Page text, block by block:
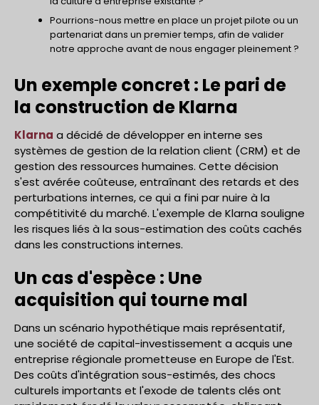
Pourrions-nous mettre en place un projet pilote ou un
partenariat dans un premier temps, afin de valider
notre approche avant de nous engager pleinement ?
Un exemple concret : Le pari de
la construction de Klarna
Klarna a décidé de développer en interne ses
systèmes de gestion de la relation client (CRM) et de
gestion des ressources humaines. Cette décision
s'est avérée coûteuse, entraînant des retards et des
perturbations internes, ce qui a fini par nuire à la
compétitivité du marché. L'exemple de Klarna souligne
les risques liés à la sous-estimation des coûts cachés
dans les constructions internes.
Un cas d'espèce : Une
acquisition qui tourne mal
Dans un scénario hypothétique mais représentatif,
une société de capital-investissement a acquis une
entreprise régionale prometteuse en Europe de l'Est.
Des coûts d'intégration sous-estimés, des chocs
culturels importants et l'exode de talents clés ont